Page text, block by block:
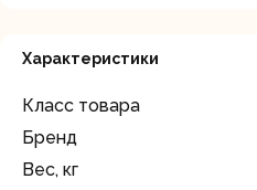
Характеристики
Класс товара
Бренд
Вес, кг